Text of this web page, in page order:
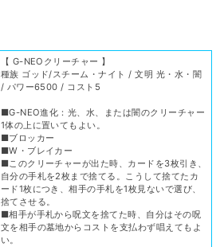
【 G-NEOクリーチャー 】
種族 ゴッド/スチーム・ナイト / 文明 光・水・闇
/ パワー6500 / コスト5
■G-NEO進化：光、水、または闇のクリーチャー
1体の上に置いてもよい。
■ブロッカー
■W・ブレイカー
■このクリーチャーが出た時、カードを3枚引き、
自分の手札を2枚まで捨てる。こうして捨てたカ
ード1枚につき、相手の手札を1枚見ないで選び、
捨てさせる。
■相手が手札から呪文を捨てた時、自分はその呪
文を相手の墓地からコストを支払わず唱えてもよ
い。